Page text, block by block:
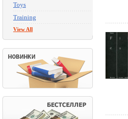
Toys
Training
View All